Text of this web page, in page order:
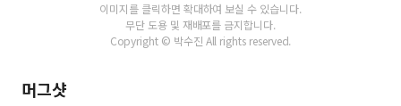
이미지를 클릭하면 확대하여 보실 수 있습니다.
무단 도용 및 재배포를 금지합니다.
Copyright © 박수진 All rights reserved.
머그샷